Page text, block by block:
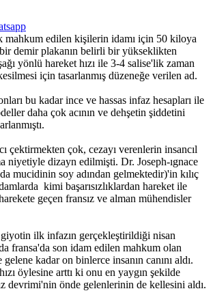
mahkum edilen kişilerin idamı için 50 kiloya
demir plakanın belirli bir yükseklikten
yönlü hareket hızı ile 3-4 salise'lik zaman
için tasarlanmış düzeneğe verilen ad.
bu kadar ince ve hassas infaz hesapları ile
daha çok acının ve dehşetin şiddetini
çektirmekten çok, cezayı verenlerin insancıl
niyetiyle dizayn edilmişti. Dr. Joseph-ıgnace
mucidinin soy adından gelmektedir)'in kılıç
kimi başarısızlıklardan hareket ile
geçen fransız ve alman mühendisler
giyotin ilk infazın gerçekleştirildiği nisan
fransa'da son idam edilen mahkum olan
kadar on binlerce insanın canını aldı.
öylesine arttı ki onu en yaygın şekilde
devrimi'nin önde gelenlerinin de kellesini aldı.